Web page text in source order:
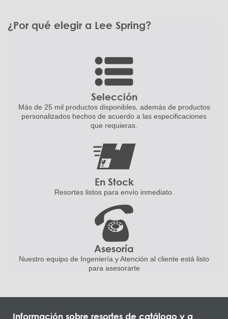
¿Por qué elegir a Lee Spring?
Selección
Más de 25 mil productos disponibles, además de productos
personalizados hechos de acuerdo a las especificaciones
que requieras.
En Stock
Resortes listos paraenvío inmediato.
Asesoría
Nuestro equipo de Ingeniería y Atención al cliente está listo
para asesorarte
Información sobre resortes de catálogo y a